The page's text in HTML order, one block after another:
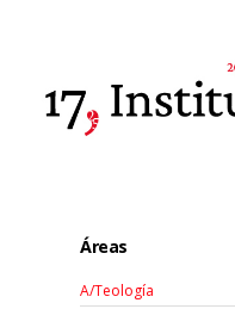
Áreas
A/Teología